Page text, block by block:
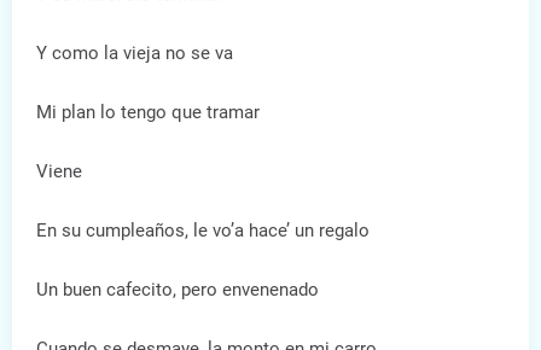
Y como la vieja no se va
Mi plan lo tengo que tramar
Viene
En su cumpleaños, le vo’a hace’ un regalo
Un buen cafecito, pero envenenado